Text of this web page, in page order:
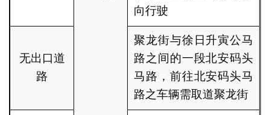
向行驶
无出口道
路
聚龙街与徐日升寅公马
路之间的一段北安码头
马路，前往北安码头马
路之车辆需取道聚龙街